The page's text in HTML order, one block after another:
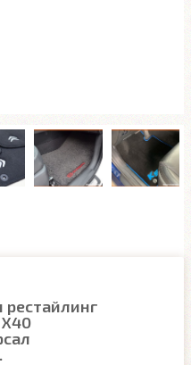
рестайлинг
X40